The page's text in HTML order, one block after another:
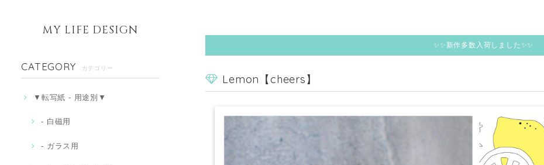
MY LIFE DESIGN
CATEGORY カテゴリー
▼転写紙 - 用途別▼
- 白磁用
- ガラス用
✨✨新作多数入荷しました✨✨
Lemon【cheers】